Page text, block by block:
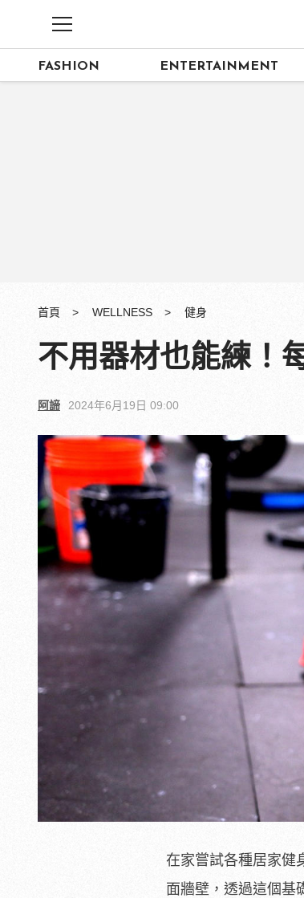
FASHION ENTERTAINMENT
首頁 WELLNESS 健身
不用器材也能練！
阿諦 2024年6月19日 09:00
在家嘗試各種居家健
面牆壁，透過這個基